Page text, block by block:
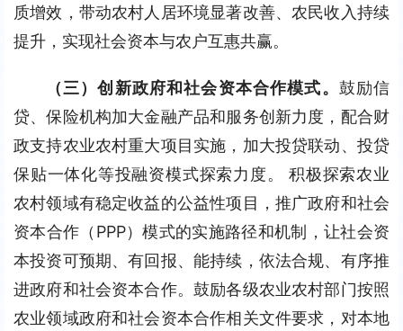
质增效，带动农村人居环境显著改善、农民收入持续
提升，实现社会资本与农户互惠共赢。
（三）创新政府和社会资本合作模式。 鼓励信
贷、保险机构加大金融产品和服务创新力度，配合财
政支持农业农村重大项目实施，加大投贷联动、投贷
保贴一体化等投融资模式探索力度。 积极探索农业
农村领域有稳定收益的公益性项目，推广政府和社会
资本合作（PPP）模式的实施路径和机制，让社会资
本投资可预期、有回报、能持续，依法合规、有序推
进政府和社会资本合作。鼓励各级农业农村部门按照
农业领域政府和社会资本合作相关文件要求，对本地